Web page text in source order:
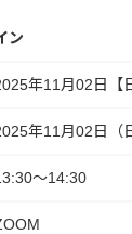
ン
年11月02日【
年11月02日（
～14:30